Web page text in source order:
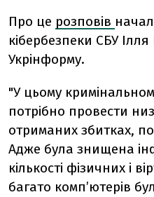
Про це розповів
кібербезпеки СБУ Ілля
Укрінформу.
"У цьому
потрібно провести
отриманих збитках,
Адже була знищена
кількості фізичних і
багато комп’ютерів